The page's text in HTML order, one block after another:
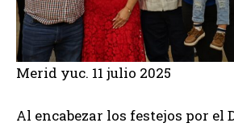
Merid yuc. 11 julio 2025
Al encabezar los festejos por el